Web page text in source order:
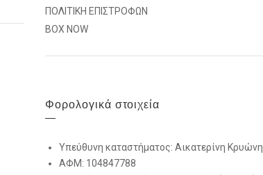
ΠΟΛΙΤΙΚΗ ΕΠΙΣΤΡΟΦΩΝ
BOX NOW
Φορολογικά στοιχεία
Υπεύθυνη καταστήματος: Αικατερίνη Κρυώνη
ΑΦΜ: 104847788